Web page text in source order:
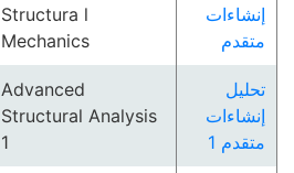
إنشاءات
متقدم
Structura l
Mechanics
تحليل
إنشاءات
متقدم 1
Advanced
Structural Analysis
1